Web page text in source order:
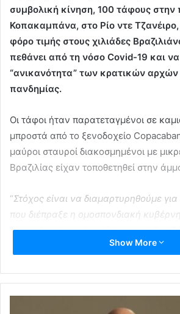
συμβολική κίνηση, 100 τάφους στην
Κοπακαμπάνα, στο Ρίο ντε Τζανέιρο,
φόρο τιμής στους χιλιάδες
πεθάνει από τη νόσο Covid-19 και να
“ανικανότητα” των κρατικών
πανδημίας.
Οι τάφοι ήταν παρατεταγμένοι σε
μπροστά από το ξενοδοχείο
μαύροι σταυροί διακοσμημένοι με
Βραζιλίας είχαν τοποθετηθεί στην
“Στόχος είναι να διαμαρτυρηθούμε
που διέπραξε η ομοσπονδιακή
της ανθρωπιστικής κρίσης που η
εξήγησε η ΜΚΟ σε ανάρτησή
Η όλη εικόνα υπενθύμισε εκείνες των
τάφοι έχουν σκαφτεί βιαστικά
Show More